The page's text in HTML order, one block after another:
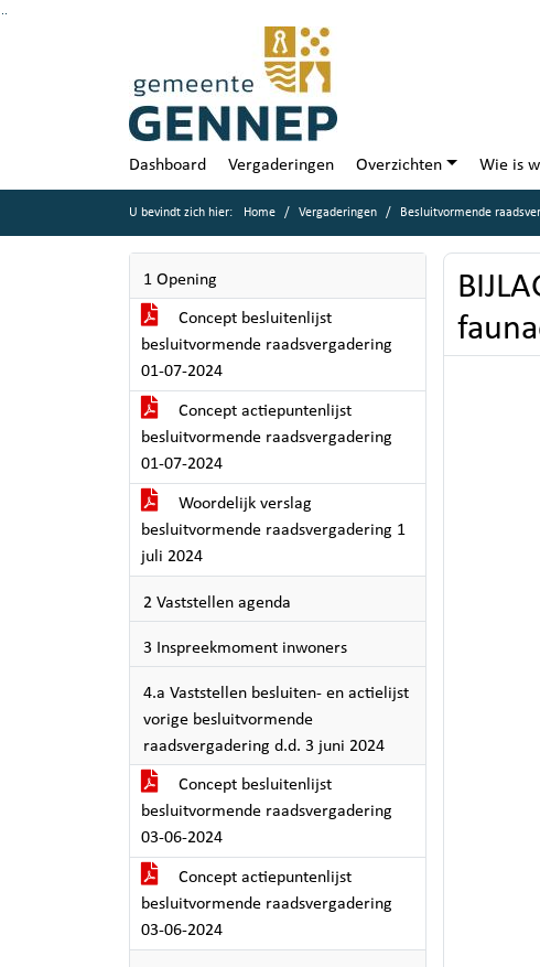
Dashboard Vergaderingen Overzichten Wie is
U bevindt zich hier: Home Vergaderingen Besluitvormende
1 Opening
Concept besluitenlijst
besluitvormende raadsvergadering
01-07-2024
Concept actiepuntenlijst
besluitvormende raadsvergadering
01-07-2024
Woordelijk verslag
besluitvormende raadsvergadering 1
juli 2024
2 Vaststellen agenda
3 Inspreekmoment inwoners
4.a Vaststellen besluiten- en actielijst
vorige besluitvormende
raadsvergadering d.d. 3 juni 2024
Concept besluitenlijst
besluitvormende raadsvergadering
03-06-2024
Concept actiepuntenlijst
besluitvormende raadsvergadering
03-06-2024